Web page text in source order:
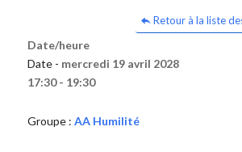
Retour à la liste
Date/heure
Date - mercredi 19 avril 2028
17:30 - 19:30
Groupe : AA Humilité